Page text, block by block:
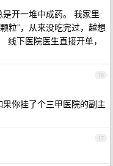
开一堆中成药。 我家里
粒”，从来没吃完过，越想
线下医院医生直接开单，
16
你挂了个三甲医院的副主
17